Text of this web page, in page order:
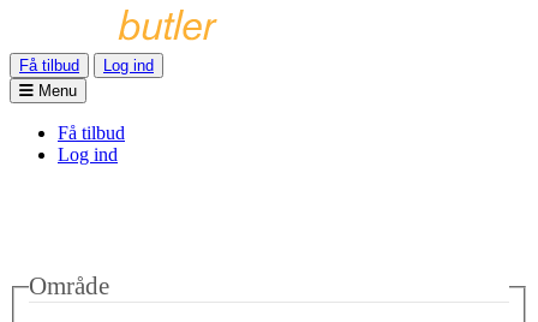
Få tilbud
Log ind
Menu
Få tilbud
Log ind
Område